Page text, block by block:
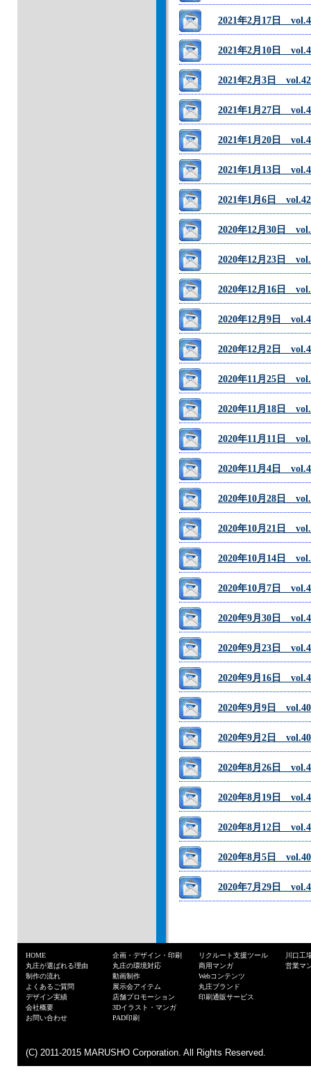
2021年2月17日
2021年2月10日
2021年2月3日
2021年1月27日
2021年1月20日
2021年1月13日
2021年1月6日
2020年12月30日
2020年12月23日
2020年12月16日
2020年12月9日
2020年12月2日
2020年11月25日
2020年11月18日
2020年11月11日
2020年11月4日
2020年10月28日
2020年10月21日
2020年10月14日
2020年10月7日
2020年9月30日
2020年9月23日
2020年9月16日
2020年9月9日
2020年9月2日
2020年8月26日
2020年8月19日
2020年8月12日
2020年8月5日
2020年7月29日
HOME
丸庄が選ばれる理由
制作の流れ
よくあるご質問
デザイン実績
会社概要
お問い合わせ
企画・デザイン・印刷
丸庄の環境対応
動画制作
展示会アイテム
店舗プロモーション
3Dイラスト・マンガ
PAD印刷
リクルート支援ツール
商用マンガ
Webコンテンツ
丸庄ブランド
印刷通販サービス
川口工
営業マ
(C) 2011-2015 MARUSHO Corporation. All Rights Reserved.